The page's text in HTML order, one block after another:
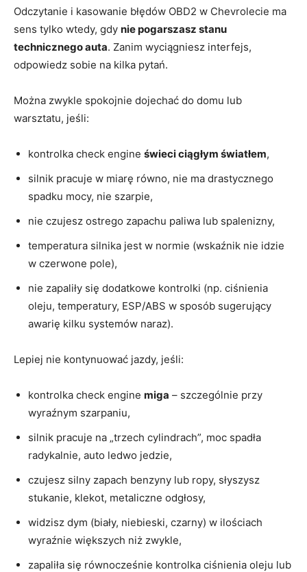
Odczytanie i kasowanie błędów OBD2 w Chevrolecie ma
sens tylko wtedy, gdy nie pogarszasz stanu
technicznego auta. Zanim wyciągniesz interfejs,
odpowiedz sobie na kilka pytań.
Można zwykle spokojnie dojechać do domu lub
warsztatu, jeśli:
kontrolka check engine świeci ciągłym światłem,
silnik pracuje w miarę równo, nie ma drastycznego
spadku mocy, nie szarpie,
nie czujesz ostrego zapachu paliwa lub spalenizny,
temperatura silnika jest w normie (wskaźnik nie idzie
w czerwone pole),
nie zapaliły się dodatkowe kontrolki (np. ciśnienia
oleju, temperatury, ESP/ABS w sposób sugerujący
awarię kilku systemów naraz).
Lepiej nie kontynuować jazdy, jeśli:
kontrolka check engine miga – szczególnie przy
wyraźnym szarpaniu,
silnik pracuje na „trzech cylindrach”, moc spadła
radykalnie, auto ledwo jedzie,
czujesz silny zapach benzyny lub ropy, słyszysz
stukanie, klekot, metaliczne odgłosy,
widzisz dym (biały, niebieski, czarny) w ilościach
wyraźnie większych niż zwykle,
zapaliła się równocześnie kontrolka ciśnienia oleju lub